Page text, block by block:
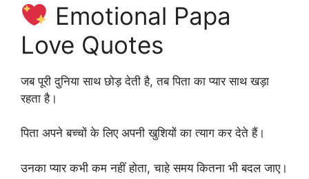
Emotional Papa
Love Quotes
जब पूरी दुनिया साथ छोड़ देती है, तब पिता का प्यार साथ खड़ा
रहता है।
पिता अपने बच्चों के लिए अपनी खुशियों का त्याग कर देते हैं।
उनका प्यार कभी कम नहीं होता, चाहे समय कितना भी बदल जाए।